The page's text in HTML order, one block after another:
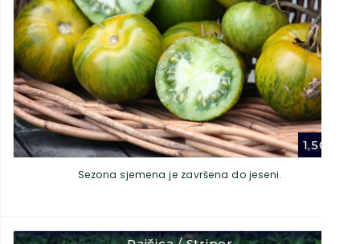
1,50
Sezona sjemena je završena do jeseni.